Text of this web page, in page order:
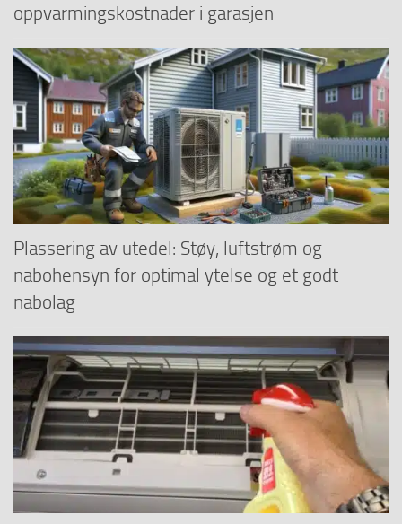
oppvarmingskostnader i garasjen
Plassering av utedel: Støy, luftstrøm og
nabohensyn for optimal ytelse og et godt
nabolag